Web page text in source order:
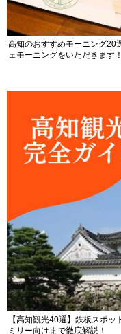
高知のおすすめモーニング20
ェモーニングをいただきます！
【高知観光40選】鉄板スポ
ミリー向けまで徹底解説！